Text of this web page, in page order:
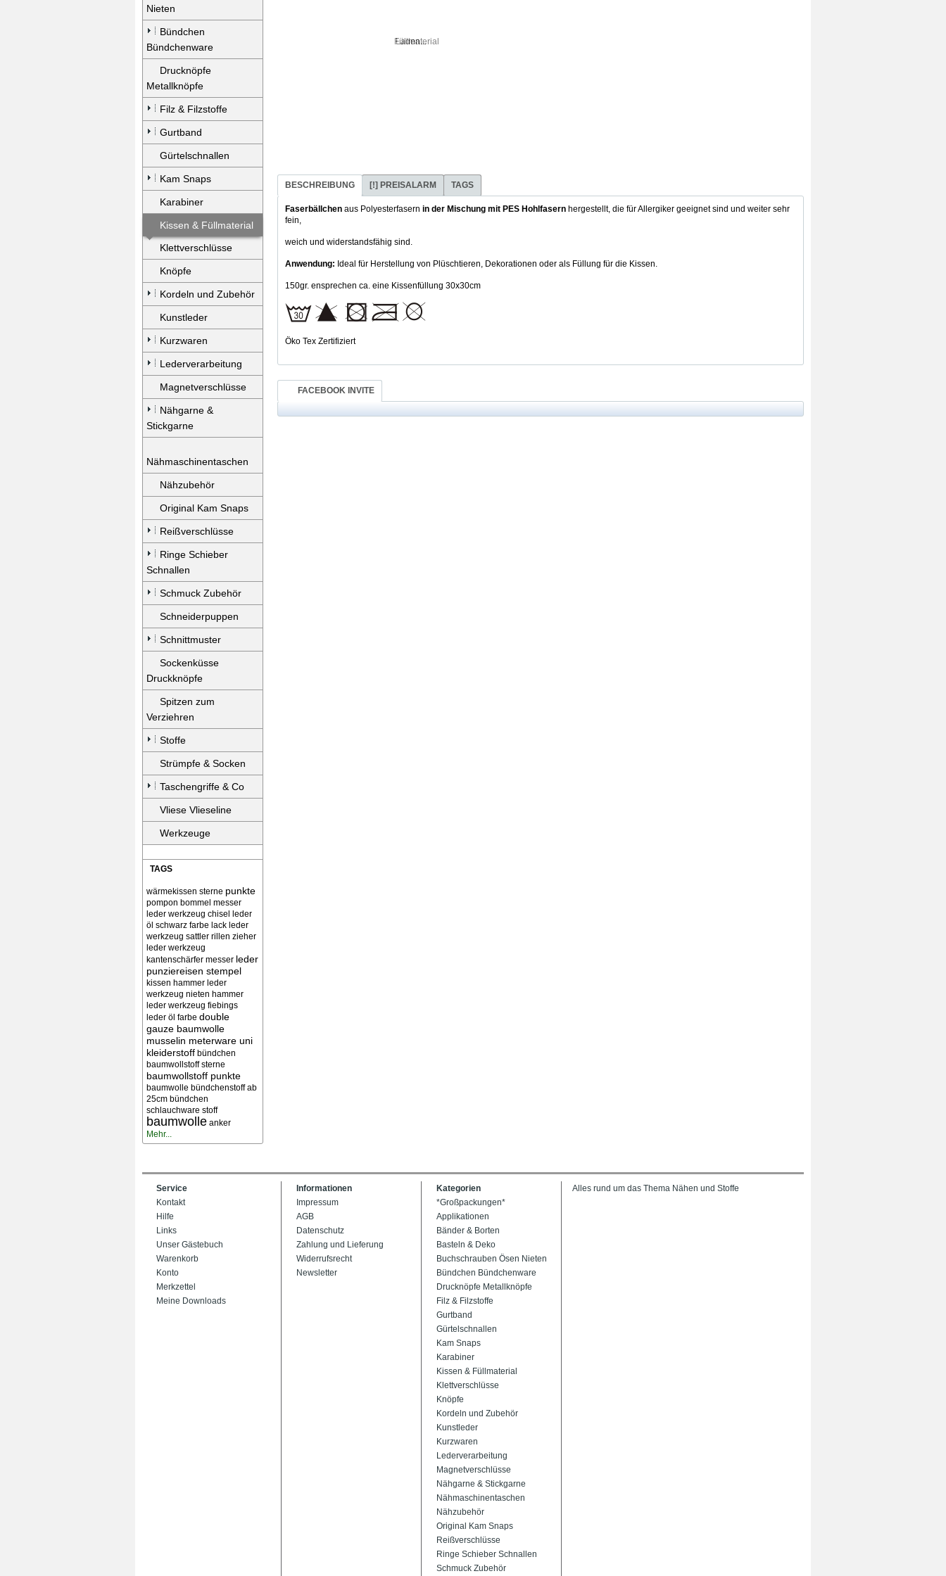
Nieten
Bündchen
Bündchenware
Drucknöpfe
Metallknöpfe
Filz & Filzstoffe
Gurtband
Gürtelschnallen
Kam Snaps
Karabiner
Kissen & Füllmaterial
Klettverschlüsse
Knöpfe
Kordeln und Zubehör
Kunstleder
Kurzwaren
Lederverarbeitung
Magnetverschlüsse
Nähgarne &
Stickgarne
Nähmaschinentaschen
Nähzubehör
Original Kam Snaps
Reißverschlüsse
Ringe Schieber
Schnallen
Schmuck Zubehör
Schneiderpuppen
Schnittmuster
Sockenküsse
Druckknöpfe
Spitzen zum
Verziehren
Stoffe
Strümpfe & Socken
Taschengriffe & Co
Vliese Vlieseline
Werkzeuge
TAGS
wärmekissen sterne punkte
pompon bommel messer
leder werkzeug chisel
leder
öl schwarz farbe lack leder
werkzeug sattler rillen zieher
leder werkzeug
kantenschärfer messer leder
punziereisen stempel
kissen hammer leder
werkzeug nieten hammer
leder werkzeug fiebings
leder öl farbe double
gauze baumwolle
musselin meterware uni
kleiderstoff bündchen
baumwollstoff sterne
baumwollstoff punkte
baumwolle bündchenstoff ab
25cm bündchen
schlauchware stoff
baumwolle anker
Mehr...
Laden...
BESCHREIBUNG [!] PREISALARM TAGS
Faserbällchen aus Polyesterfasern in der Mischung mit PES Hohlfasern hergestellt, die für Allergiker geeignet sind und weiter sehr
fein,
weich und widerstandsfähig sind.
Anwendung: Ideal für Herstellung von Plüschtieren, Dekorationen oder als Füllung für die Kissen.
150gr. ensprechen ca. eine Kissenfüllung 30x30cm
Öko Tex Zertifiziert
FACEBOOK INVITE
Service
Kontakt
Hilfe
Links
Unser Gästebuch
Warenkorb
Konto
Merkzettel
Meine Downloads
Informationen
Impressum
AGB
Datenschutz
Zahlung und Lieferung
Widerrufsrecht
Newsletter
Kategorien
*Großpackungen*
Applikationen
Bänder & Borten
Basteln & Deko
Buchschrauben Ösen Nieten
Bündchen Bündchenware
Drucknöpfe Metallknöpfe
Filz & Filzstoffe
Gurtband
Gürtelschnallen
Kam Snaps
Karabiner
Kissen & Füllmaterial
Klettverschlüsse
Knöpfe
Kordeln und Zubehör
Kunstleder
Kurzwaren
Lederverarbeitung
Magnetverschlüsse
Nähgarne & Stickgarne
Nähmaschinentaschen
Nähzubehör
Original Kam Snaps
Reißverschlüsse
Ringe Schieber Schnallen
Schmuck Zubehör
Alles rund um das Thema Nähen und Stoffe